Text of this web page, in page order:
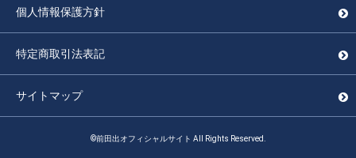
個人情報保護方針
特定商取引法表記
サイトマップ
©前田出オフィシャルサイト All Rights Reserved.